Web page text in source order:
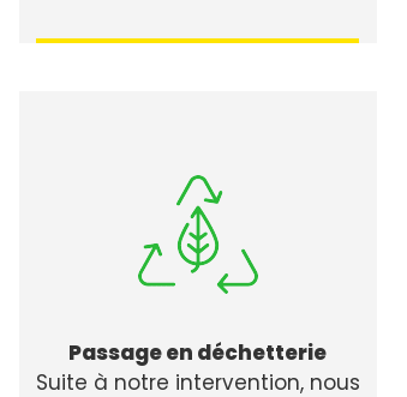
Passage en déchetterie
Suite à notre intervention, nous